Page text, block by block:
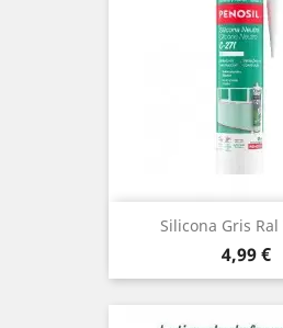
Silicona Gris Ral
Precio
4,99 €